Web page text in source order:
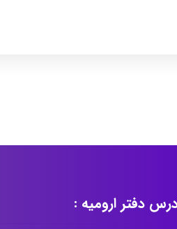
دفتر ارومیه :